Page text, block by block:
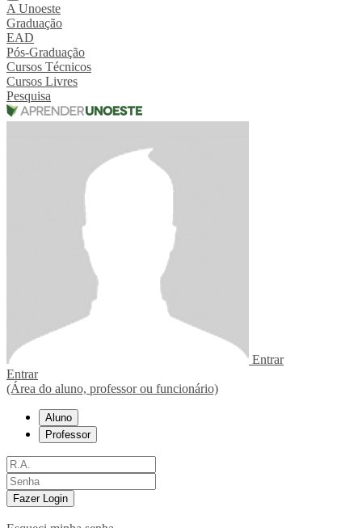
A Unoeste
Graduação
EAD
Pós-Graduação
Cursos Técnicos
Cursos Livres
Pesquisa
Entrar
Entrar
(Área do aluno, professor ou funcionário)
Aluno
Professor
Fazer Login